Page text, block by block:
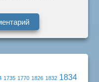
1735 1770 1826 1832 1834